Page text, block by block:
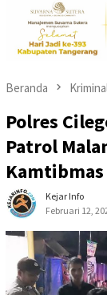
Beranda
Polres
Patrol
Kamtibmas
Kejar Info
Februari 12,